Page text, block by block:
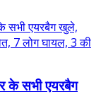
के सभी एयरबैग